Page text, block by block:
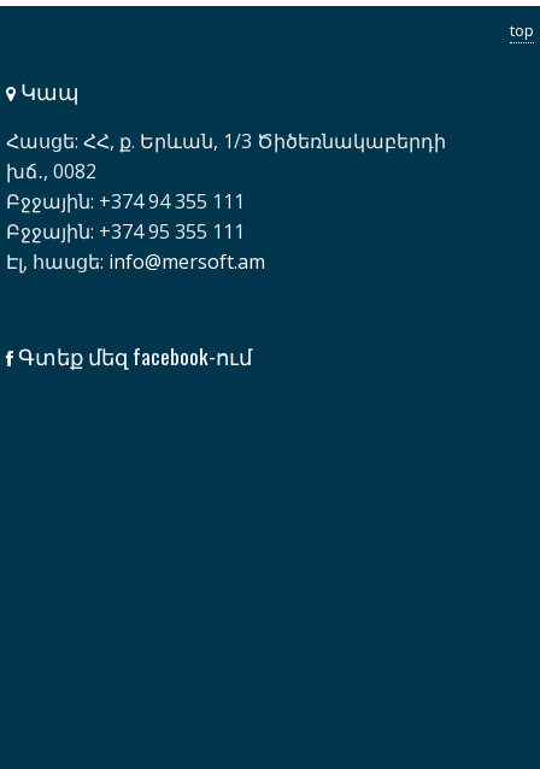
top
Կապ
Հասցե: ՀՀ, ք. Երևան, 1/3 Ծիծեռնակաբերդի
խճ․, 0082
Բջջային: +374 94 355 111
Բջջային: +374 95 355 111
Էլ, հասցե: info@mersoft.am
Գտեք մեզ facebook-ում